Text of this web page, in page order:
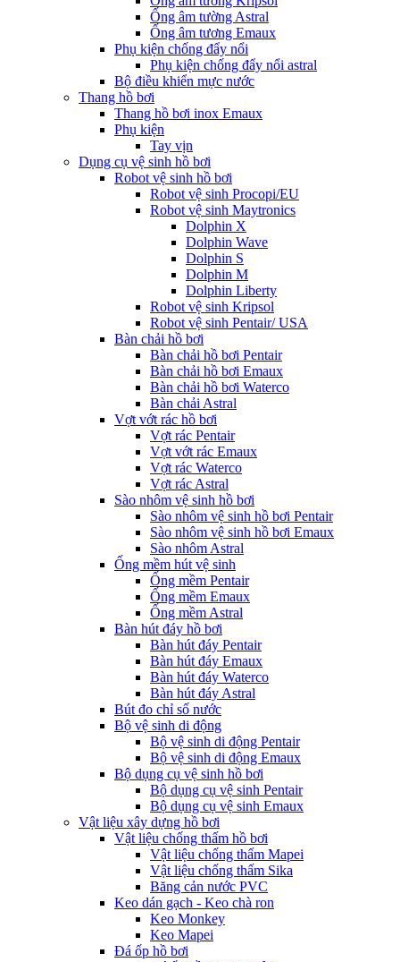
Ống âm tường Astral
Ống âm tương Emaux
Phụ kiện chống đẩy nổi
Phụ kiện chống đẩy nổi astral
Bộ điều khiển mực nước
Thang hồ bơi
Thang hồ bơi inox Emaux
Phụ kiện
Tay vịn
Dụng cụ vệ sinh hồ bơi
Robot vệ sinh hồ bơi
Robot vệ sinh Procopi/EU
Robot vệ sinh Maytronics
Dolphin X
Dolphin Wave
Dolphin S
Dolphin M
Dolphin Liberty
Robot vệ sinh Kripsol
Robot vệ sinh Pentair/ USA
Bàn chải hồ bơi
Bàn chải hồ bơi Pentair
Bàn chải hồ bơi Emaux
Bàn chải hồ bơi Waterco
Bàn chải Astral
Vợt vớt rác hồ bơi
Vợt rác Pentair
Vợt vớt rác Emaux
Vợt rác Waterco
Vợt rác Astral
Sào nhôm vệ sinh hồ bơi
Sào nhôm vệ sinh hồ bơi Pentair
Sào nhôm vệ sinh hồ bơi Emaux
Sào nhôm Astral
Ống mềm hút vệ sinh
Ống mềm Pentair
Ống mềm Emaux
Ống mềm Astral
Bàn hút đáy hồ bơi
Bàn hút đáy Pentair
Bàn hút đáy Emaux
Bàn hút đáy Waterco
Bàn hút đáy Astral
Bút đo chỉ số nước
Bộ vệ sinh di động
Bộ vệ sinh di động Pentair
Bộ vệ sinh di động Emaux
Bộ dụng cụ vệ sinh hồ bơi
Bộ dụng cụ vệ sinh Pentair
Bộ dụng cụ vệ sinh Emaux
Vật liệu xây dựng hồ bơi
Vật liệu chống thấm hồ bơi
Vật liệu chống thấm Mapei
Vật liệu chống thấm Sika
Băng cản nước PVC
Keo dán gạch - Keo chà ron
Keo Monkey
Keo Mapei
Đá ốp hồ bơi